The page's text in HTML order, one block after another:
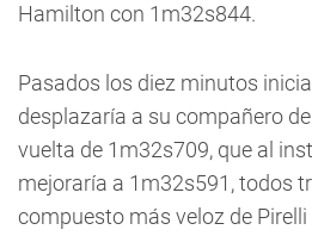
Hamilton con 1m32s844.
Pasados los diez minutos
desplazaría a su compañero
vuelta de 1m32s709, que al
mejoraría a 1m32s591, todos
compuesto más veloz de